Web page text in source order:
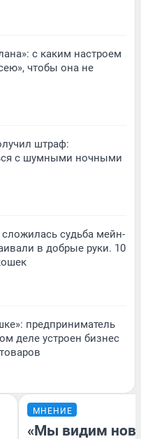
с каким настроем
чтобы она не
штраф:
с шумными ночными
сложилась судьба мейн-
в добрые руки. 10
предприниматель
деле устроен бизнес
МНЕНИЕ
«Мы видим